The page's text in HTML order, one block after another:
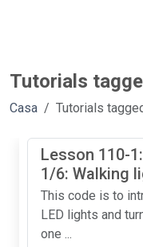
Tutorials
Casa Tutorials
Lesson 110-
1/6: Walking
This code is to
LED lights and
one ...